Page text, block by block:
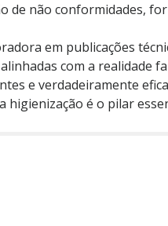
não conformidades,
em publicações
com a realidade
e verdadeiramente
é o pilar